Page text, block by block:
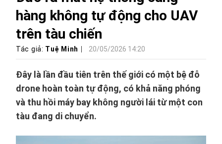
hàng không tự động cho UAV
trên tàu chiến
Tác giả: Tuệ Minh 20/05/2026 14:20
Đây là lần đầu tiên trên thế giới có một bệ đỗ
drone hoàn toàn tự động, có khả năng phóng
và thu hồi máy bay không người lái từ một con
tàu đang di chuyển.